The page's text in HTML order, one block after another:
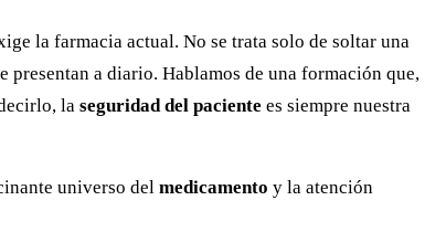
la farmacia actual. No se trata solo de soltar una
a diario. Hablamos de una formación que,
la seguridad del paciente es siempre nuestra
universo del medicamento y la atención